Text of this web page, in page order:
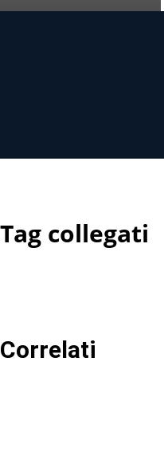
Tag collegati
Correlati